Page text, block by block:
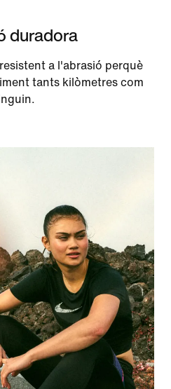
duradora
a l'abrasió perquè
tants kilòmetres com